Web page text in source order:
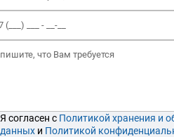
Я согласен с Политикой хранения и
данных и Политикой